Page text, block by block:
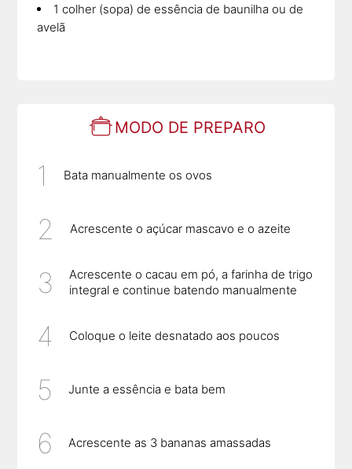
1 colher (sopa) de essência de baunilha ou de
avelã
MODO DE PREPARO
Bata manualmente os ovos
Acrescente o açúcar mascavo e o azeite
Acrescente o cacau em pó, a farinha de trigo
integral e continue batendo manualmente
Coloque o leite desnatado aos poucos
Junte a essência e bata bem
Acrescente as 3 bananas amassadas